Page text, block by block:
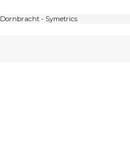
Dornbracht - Symetrics